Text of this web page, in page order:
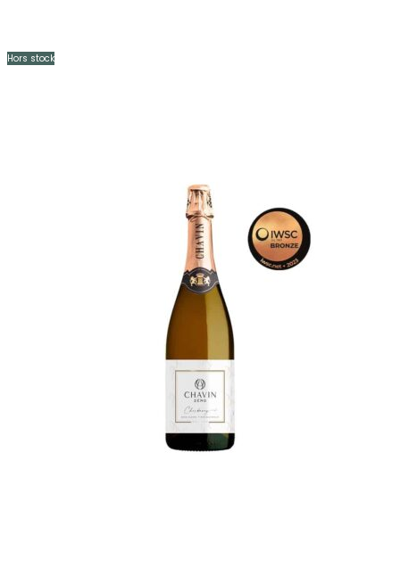
Hors stock